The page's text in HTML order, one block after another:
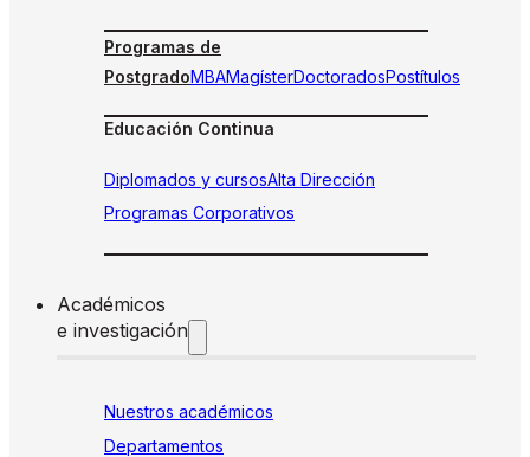
Programas de
PostgradoMBAMagísterDoctoradosPostítulos
Educación Continua
Diplomados y cursosAlta Dirección
Programas Corporativos
Académicos
e investigación
Nuestros académicos
Departamentos